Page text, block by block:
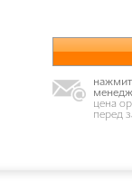
цена
перед